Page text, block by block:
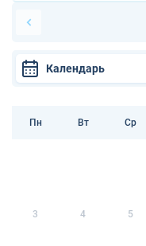
Календарь
Пн Вт Ср
3 4 5